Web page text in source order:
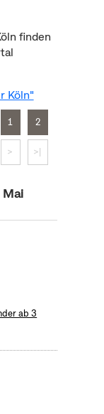
finden
Köln"
1 2
> >|
ab 3